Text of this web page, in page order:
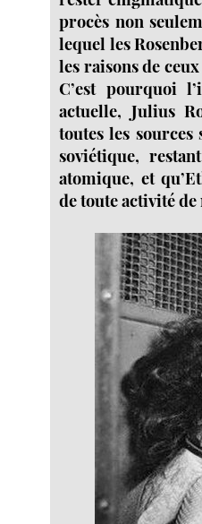
procès non
lequel les
les raisons de
C’est pourquoi
actuelle, Julius
toutes les sources
soviétique,
atomique, et
de toute activité